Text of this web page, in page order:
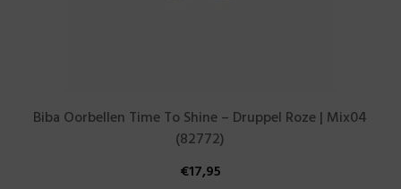
Biba Oorbellen Time To Shine – Druppel Roze | Mix04
(82772)
€17,95